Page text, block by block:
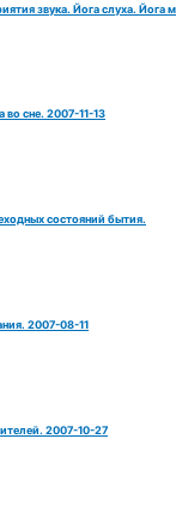
звука. Йога слуха. Йога
во сне. 2007-11-13
состояний бытия.
2007-08-11
2007-10-27